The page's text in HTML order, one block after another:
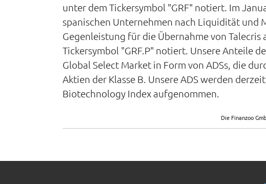
unter dem Tickersymbol "GRF" notiert. Im
spanischen Unternehmen nach Liquidität und
Gegenleistung für die Übernahme von
Tickersymbol "GRF.P" notiert. Unsere Anteile
Global Select Market in Form von ADSs, die
Aktien der Klasse B. Unsere ADS werden
Biotechnology Index aufgenommen.
Die Finanzoo